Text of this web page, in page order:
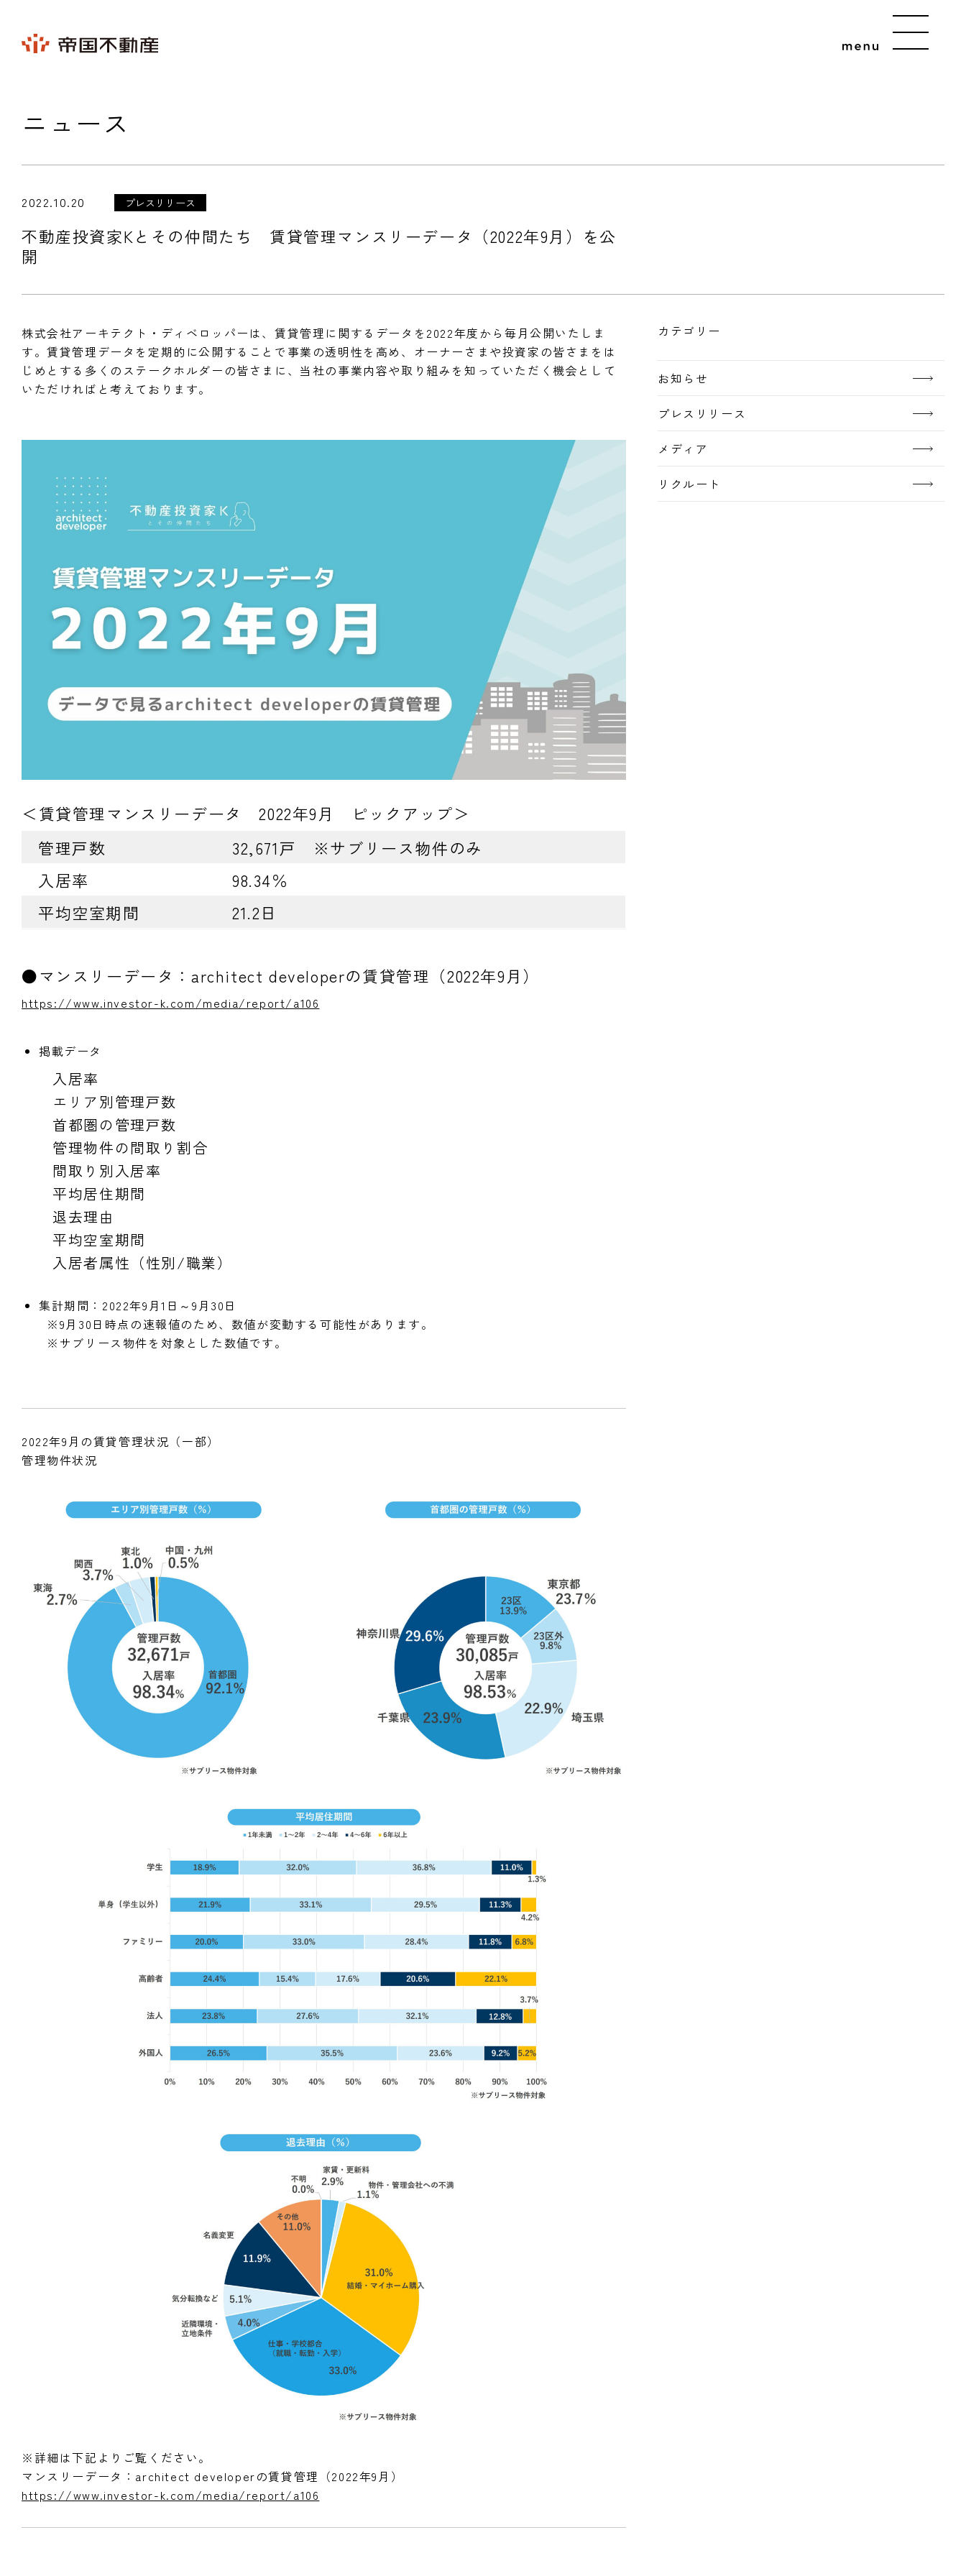
ニュース
2022.10.20 プレスリリース
不動産投資家Kとその仲間たち 賃貸管理マンスリーデータ（2022年9月）を公
開
株式会社アーキテクト・ディベロッパーは、賃貸管理に関するデータを2022年度から毎月公開いたしま
す。賃貸管理データを定期的に公開することで事業の透明性を高め、オーナーさまや投資家の皆さまをは
じめとする多くのステークホルダーの皆さまに、当社の事業内容や取り組みを知っていただく機会として
いただければと考えております。
＜賃貸管理マンスリーデータ 2022年9月 ピックアップ＞
管理戸数
32,671戸 ※サブリース物件のみ
入居率
98.34％
平均空室期間
21.2日
●マンスリーデータ：architect developerの賃貸管理（2022年9月）
https://www.investor-k.com/media/report/a106
掲載データ
入居率
エリア別管理戸数
首都圏の管理戸数
管理物件の間取り割合
間取り別入居率
平均居住期間
退去理由
平均空室期間
入居者属性（性別/職業）
集計期間：2022年9月1日～9月30日
※9月30日時点の速報値のため、数値が変動する可能性があります。
※サブリース物件を対象とした数値です。
2022年9月の賃貸管理状況（一部）
管理物件状況
※詳細は下記よりご覧ください。
マンスリーデータ：architect developerの賃貸管理（2022年9月）
https://www.investor-k.com/media/report/a106
カテゴリー
お知らせ
プレスリリース
メディア
リクルート